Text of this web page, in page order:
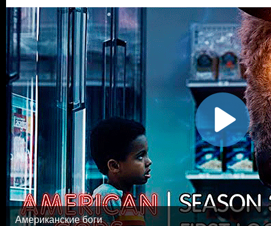
Американские боги